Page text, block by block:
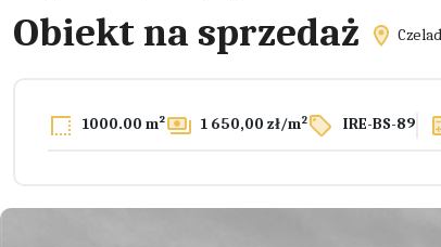
Obiekt na sprzedaż
1000.00 m² 1 650,00 zł/m2 IRE-BS-89